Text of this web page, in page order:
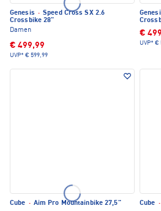
Genesis · Speed Cross SX 2.6
Crossbike 28"
Damen
€ 499,99
UVP* € 599,99
€
UVP* €
Cube · Aim Pro Mountainbike 27,5" Cube ·